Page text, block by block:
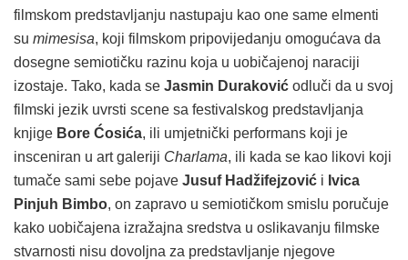
filmskom predstavljanju nastupaju kao one same elmenti
su mimesisa, koji filmskom pripovijedanju omogućava da
dosegne semiotičku razinu koja u uobičajenoj naraciji
izostaje. Tako, kada se Jasmin Duraković odluči da u svoj
filmski jezik uvrsti scene sa festivalskog predstavljanja
knjige Bore Ćosića, ili umjetnički performans koji je
insceniran u art galeriji Charlama, ili kada se kao likovi koji
tumače sami sebe pojave Jusuf Hadžifejzović i Ivica
Pinjuh Bimbo, on zapravo u semiotičkom smislu poručuje
kako uobičajena izražajna sredstva u oslikavanju filmske
stvarnosti nisu dovoljna za predstavljanje njegove